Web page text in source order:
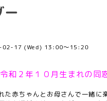
ー
02-17 (Wed) 13:00～15:20
和２年１０月生まれの同
た赤ちゃんとお母さんで一緒に